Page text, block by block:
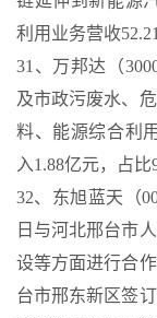
利用业务营收
31、万邦达（
及市政污废水、
料、能源综合利
入1.88亿元，占比
32、东旭蓝天（
日与河北邢台市
设等方面进行合
台市邢东新区签